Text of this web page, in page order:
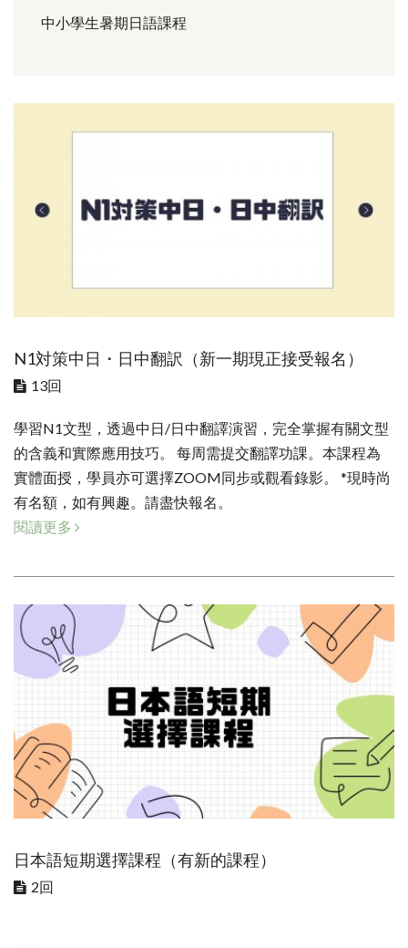
中小學生暑期日語課程
N1対策中日・日中翻訳（新一期現正接受報名）
13回
學習N1文型，透過中日/日中翻譯演習，完全掌握有關文型
的含義和實際應用技巧。 每周需提交翻譯功課。本課程為
實體面授，學員亦可選擇ZOOM同步或觀看錄影。 *現時尚
有名額，如有興趣。請盡快報名。
閱讀更多
日本語短期選擇課程（有新的課程）
2回